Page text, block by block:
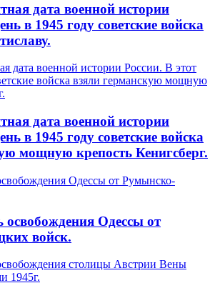
дата военной истории
в 1945 году советские войска
дата военной истории
в 1945 году советские войска
мощную крепость Кенигсберг.
освобождения Одессы от
войск.